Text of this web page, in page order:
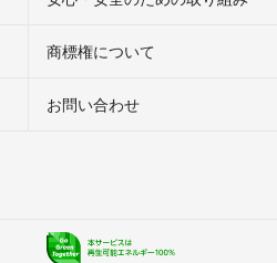
商標権について
お問い合わせ